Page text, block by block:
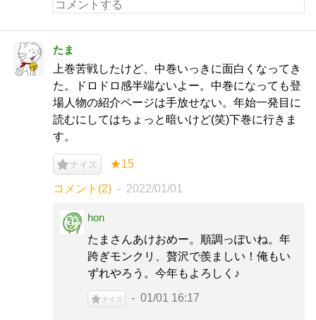
たま
上巻苦戦したけど、中巻いっきに面白くなってき
た。ドロドロ感半端ないよー。中巻になっても登
場人物の紹介ページは手放せない。年始一発目に
読むにしてはちょっと暗いけど(笑)下巻に行きま
す。
ナイス ★15
コメント(2) 2022/01/01
hon
たまさんあけおめー。順調っぽいね。年
跨ぎモンクリ、贅沢で羨ましい！俺もい
ずれやろう。今年もよろしく♪
ナイス 01/01 16:17